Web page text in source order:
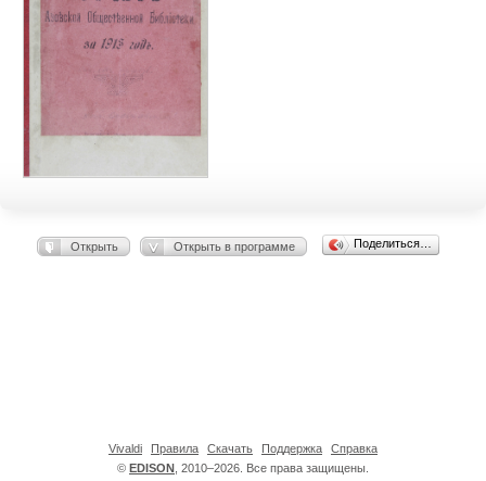
Открыть Открыть в программе Поделиться…
© EDISON , 2010–2026. Все права защищены.
Vivaldi Правила Скачать Поддержка Справка